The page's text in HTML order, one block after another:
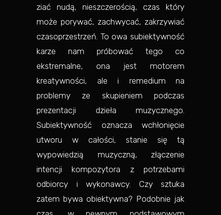
ziać nudą, nieszczerością, czas który
może porywać, zachwycać, zakrzywiać
czasoprzestrzeń. To owa subiektywność
karze nam próbować tego co
ekstremalne, ona jest motorem
kreatywności, ale i remedium na
problemy ze skupieniem podczas
prezentacji dzieła muzycznego.
Subiektywność oznacza wchłonięcie
utworu w całości, stanie się tą
wypowiedzią muzyczną, złączenie
intencji kompozytora z potrzebami
odbiorcy i wykonawcy. Czy sztuka
zatem bywa obiektywna? Podobnie jak